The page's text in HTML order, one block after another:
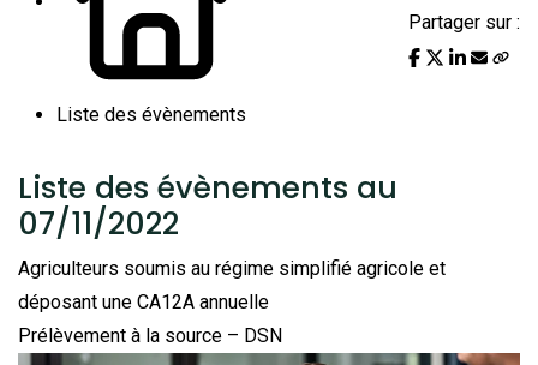
Liste des évènements
Partager sur :
Liste des évènements au
07/11/2022
Agriculteurs soumis au régime simplifié agricole et
déposant une CA12A annuelle
Prélèvement à la source – DSN